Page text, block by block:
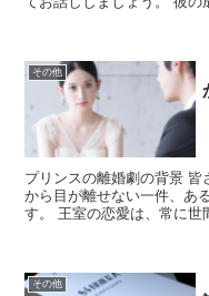
その他
プリンスの離婚劇の背景 皆
から目が離せない一件、あ
す。 王室の恋愛は、常に世
その他